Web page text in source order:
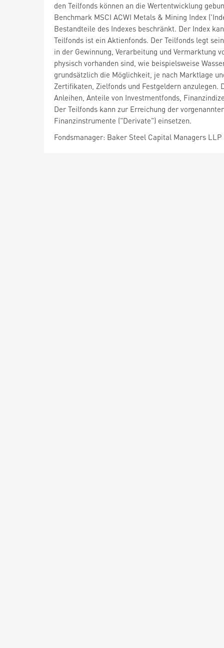
den Teilfonds können an die Wertentwicklung
Benchmark MSCI ACWI Metals & Mining Index
Bestandteile des Indexes beschränkt. Der Index
Teilfonds ist ein Aktienfonds. Der Teilfonds legt
in der Gewinnung, Verarbeitung und Vermarktung
physisch vorhanden sind, wie beispielsweise
grundsätzlich die Möglichkeit, je nach Marktlage
Zertifikaten, Zielfonds und Festgeldern
Anleihen, Anteile von Investmentfonds,
Der Teilfonds kann zur Erreichung der
Finanzinstrumente ("Derivate") einsetzen.
Fondsmanager: Baker Steel Capital Managers LLP